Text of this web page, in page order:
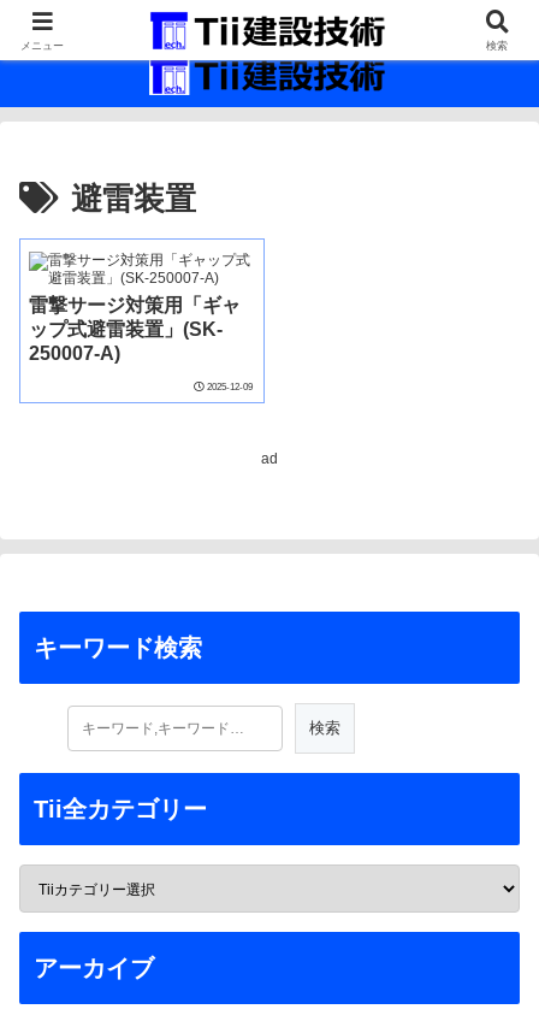
最新の建設技術の情報インフラ。
避雷装置
雷撃サージ対策用「ギャ
ップ式避雷装置」(SK-
250007-A)
2025-12-09
ad
キーワード検索
Tii全カテゴリー
アーカイブ
メニュー 検索